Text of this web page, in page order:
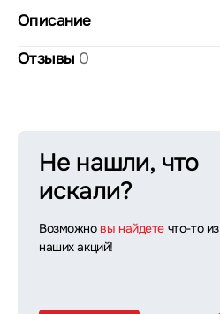
Описание
Отзывы 0
Не нашли, что
искали?
Возможно вы найдете что-то из
наших акций!